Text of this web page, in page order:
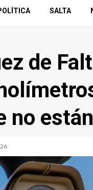
SALTA
de
no